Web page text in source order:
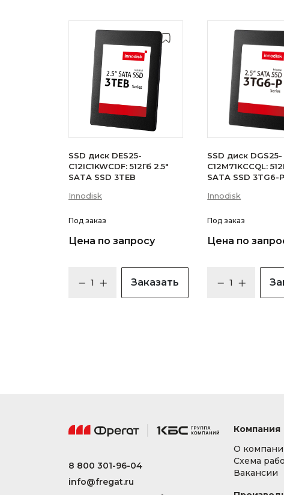
SSD диск DES25-
C12IC1KWCDF: 512Гб 2.5"
SATA SSD 3TEB
Innodisk
Под заказ
Цена по запросу
Заказать
SSD диск DGS25-
C12M71KCCQL:
SATA SSD 3TG6-P
Innodisk
Под заказ
Цена по
8 800 301-96-04
info@fregat.ru
Компания
О
Схема
Вакансии